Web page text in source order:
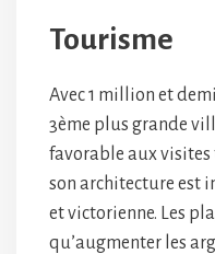
Tourisme
Avec 1 million et
3ème plus grande
favorable aux visites
son architecture est
et victorienne. Les
qu’augmenter les